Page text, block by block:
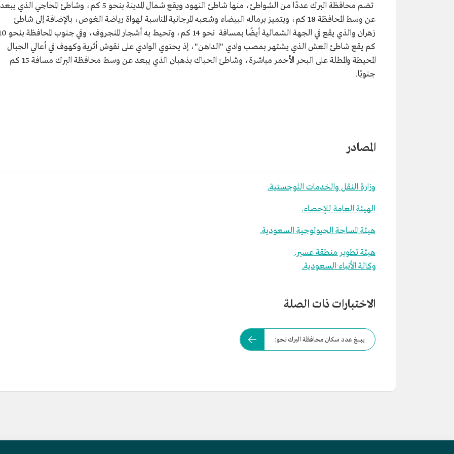
تضم محافظة البرك عددًا من الشواطئ، منها شاطئ النهود ويقع شمال المدينة بنحو 5 كم، وشاطئ المحاجي الذي يبعد
عن وسط المحافظة 18 كم، ويتميز برماله البيضاء وشعبه المرجانية المناسبة لهواة رياضة الغوص، بالإضافة إلى شاطئ
زهران والذي يقع في الجهة الشمالية أيضًا بمسافة نحو 14 كم،
كم يقع شاطئ العش الذي يشتهر بمصب وادي "الداهن"، إذ يحتوي الوادي على نقوش أثرية وكهوف في أعالي الجبال
المحيطة والمطلة على البحر الأحمر مباشرة، وشاطئ الحباك بذهبان الذي يبعد عن وسط محافظة البرك مسافة 15 كم
جنوبًا.
المصادر
وزارة النقل والخدمات اللوجستية.
الهيئة العامة للإحصاء.
هيئة المساحة الجيولوجية السعودية.
هيئة تطوير منطقة عسير.
وكالة الأنباء السعودية.
الاختبارات ذات الصلة
يبلغ عدد سكان محافظة البرك نحو: